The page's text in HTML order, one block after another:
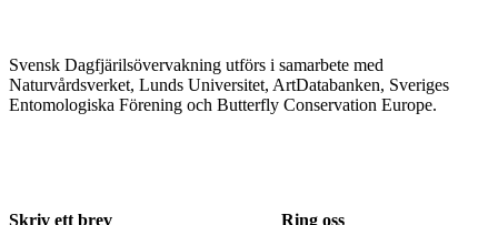
Svensk Dagfjärilsövervakning utförs i samarbete med
Naturvårdsverket, Lunds Universitet, ArtDatabanken, Sveriges
Entomologiska Förening och Butterfly Conservation Europe.
Skriv ett brev Ring oss